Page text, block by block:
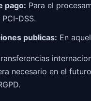
pago: Para el
DSS.
publicas: En
necesario en el